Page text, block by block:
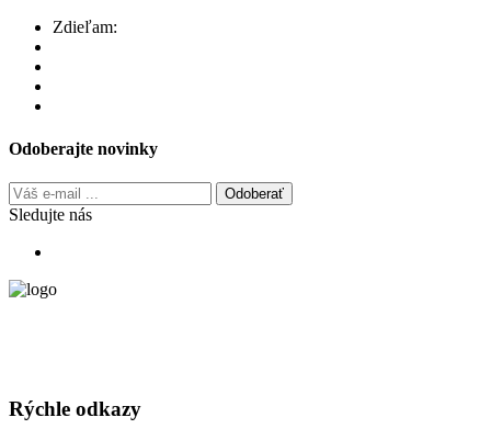
Zdieľam:
Odoberajte novinky
Odoberať
Sledujte nás
Rýchle odkazy